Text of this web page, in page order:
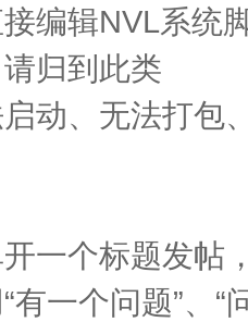
编辑NVL系统
归到此类
动、无法打包
一个标题发帖
有一个问题”、